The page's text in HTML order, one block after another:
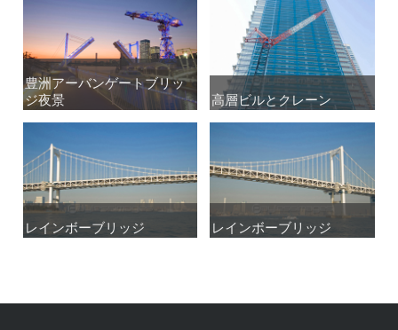
豊洲アーバンゲートブリッ
ジ夜景
豊洲アーバンゲートブリッ
ジ夜景
高層ビルとクレーン
高層ビルとクレーン
レインボーブリッジ
レインボーブリッジ レインボーブリッジ
レインボーブリッジ